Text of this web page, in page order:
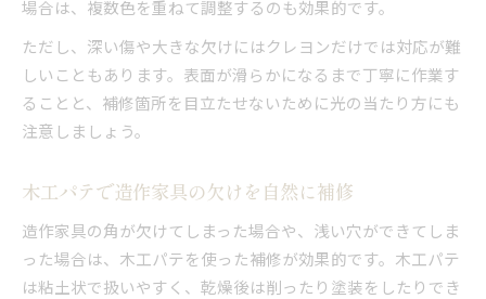
場合は、複数色を重ねて調整するのも効果的です。
ただし、深い傷や大きな欠けにはクレヨンだけでは対応が難
しいこともあります。表面が滑らかになるまで丁寧に作業す
ることと、補修箇所を目立たせないために光の当たり方にも
注意しましょう。
木工パテで造作家具の欠けを自然に補修
造作家具の角が欠けてしまった場合や、浅い穴ができてしま
った場合は、木工パテを使った補修が効果的です。木工パテ
は粘土状で扱いやすく、乾燥後は削ったり塗装をしたりでき